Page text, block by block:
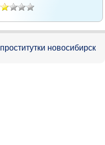
проститутки новосибирск